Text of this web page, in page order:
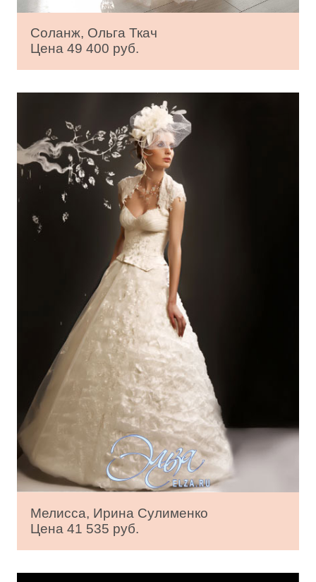
Соланж, Ольга Ткач
Цена 49 400 руб.
Мелисса, Ирина Сулименко
Цена 41 535 руб.